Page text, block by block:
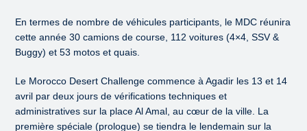
En termes de nombre de véhicules participants, le MDC réunira
cette année 30 camions de course, 112 voitures (4×4, SSV &
Buggy) et 53 motos et quais.
Le Morocco Desert Challenge commence à Agadir les 13 et 14
avril par deux jours de vérifications techniques et
administratives sur la place Al Amal, au cœur de la ville. La
première spéciale (prologue) se tiendra le lendemain sur la